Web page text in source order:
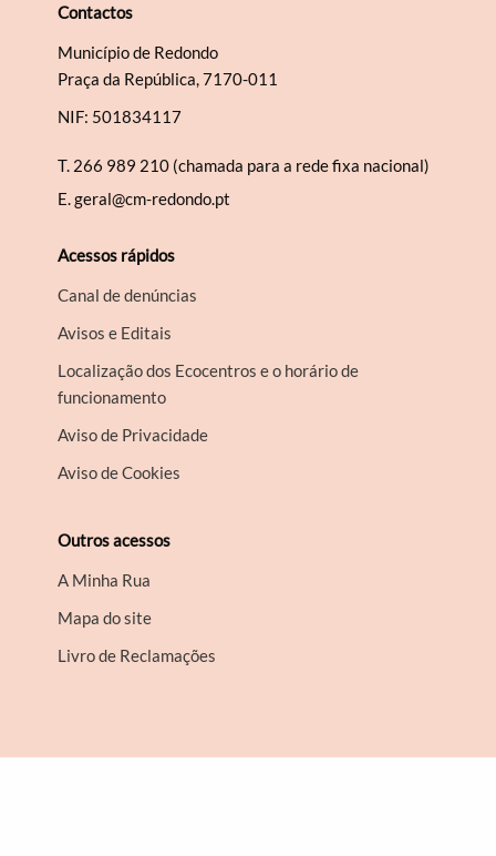
Contactos
Município de Redondo
Praça da República, 7170-011
NIF: 501834117
T. 266 989 210 (chamada para a rede fixa nacional)
E.geral@cm-redondo.pt
Acessos rápidos
Canal de denúncias
Avisos e Editais
Localização dos Ecocentros e o horário de
funcionamento
Aviso de Privacidade
Aviso de Cookies
Outros acessos
A Minha Rua
Mapa do site
Livro de Reclamações